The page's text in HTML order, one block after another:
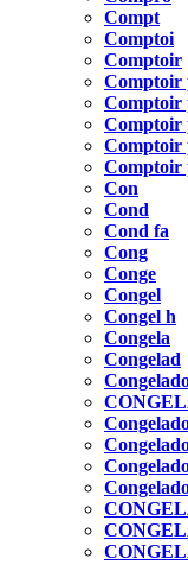
Compt
Comptoi
Comptoir
Comptoir
Comptoir
Comptoir
Comptoir
Comptoir
Con
Cond
Cond fa
Cong
Conge
Congel
Congel h
Congela
Congelad